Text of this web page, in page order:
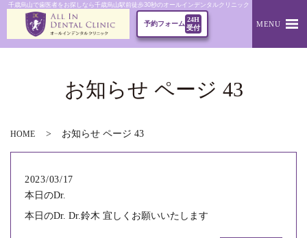
千歳烏山で歯医者をお探しなら千歳烏山駅前徒歩30秒のオールインデンタルクリニック｜本日のDr.
予約フォーム
24H
受付
MENU
お知らせ ページ 43
HOME お知らせ ページ 43
2023/03/17
本日のDr.
本日のDr. Dr.鈴木 宜しくお願いいたします